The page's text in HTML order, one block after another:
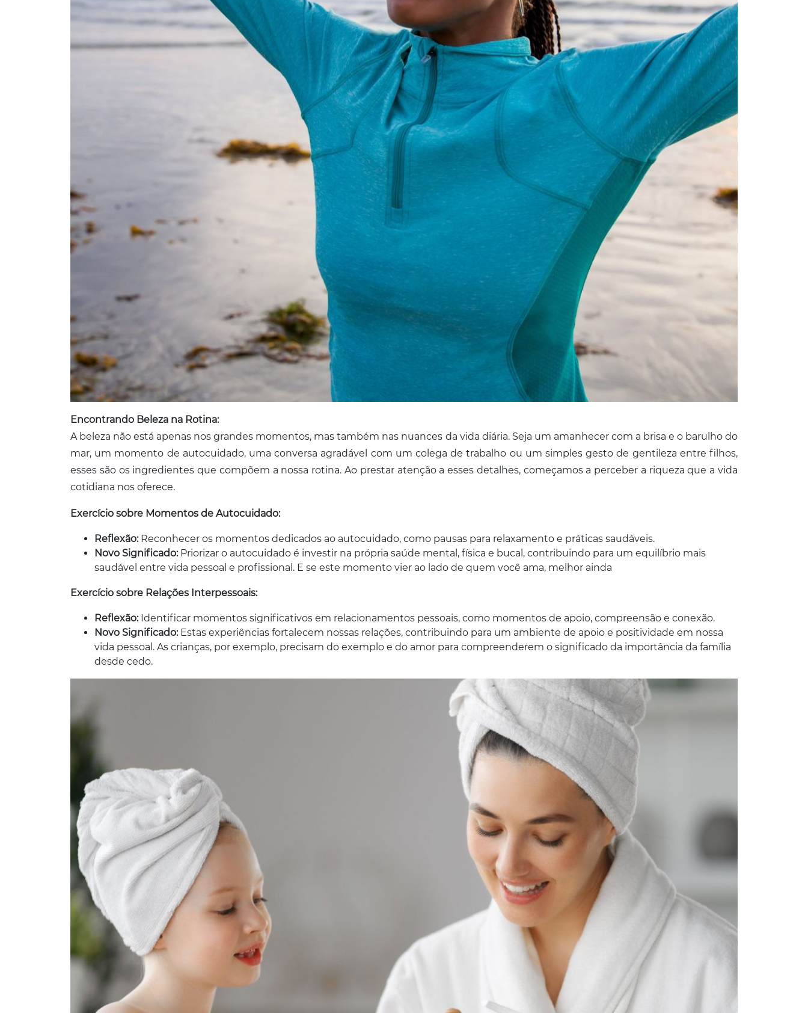
Encontrando Beleza na Rotina:
A beleza não está apenas nos grandes momentos, mas também nas nuances da vida diária. Seja um amanhecer com a brisa e o barulho do
mar, um momento de autocuidado, uma conversa agradável com um colega de trabalho ou um simples gesto de gentileza entre filhos,
esses são os ingredientes que compõem a nossa rotina. Ao prestar atenção a esses detalhes, começamos a perceber a riqueza que a vida
cotidiana nos oferece.
Exercício sobre Momentos de Autocuidado:
Reflexão:Reconhecer os momentos dedicados ao autocuidado, como pausas para relaxamento e práticas saudáveis.
Novo Significado:Priorizar o autocuidado é investir na própria saúde mental, física e bucal, contribuindo para um equilíbrio mais
saudável entre vida pessoal e profissional. E se este momento vier ao lado de quem você ama, melhor ainda
Exercício sobre Relações Interpessoais:
Reflexão:Identificar momentos significativos em relacionamentos pessoais, como momentos de apoio, compreensão e conexão.
Novo Significado:Estas experiências fortalecem nossas relações, contribuindo para um ambiente de apoio e positividade em nossa
vida pessoal. As crianças, por exemplo, precisam do exemplo e do amor para compreenderem o significado da importância da família
desde cedo.